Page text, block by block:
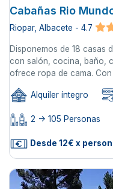
Cabañas Rio
Riopar, Albacete - 4.7
Disponemos de 18 casas
con salón, cocina, baño,
ofrece ropa de cama. Con
Alquiler íntegro
2 -> 105 Personas
Desde 12€ x